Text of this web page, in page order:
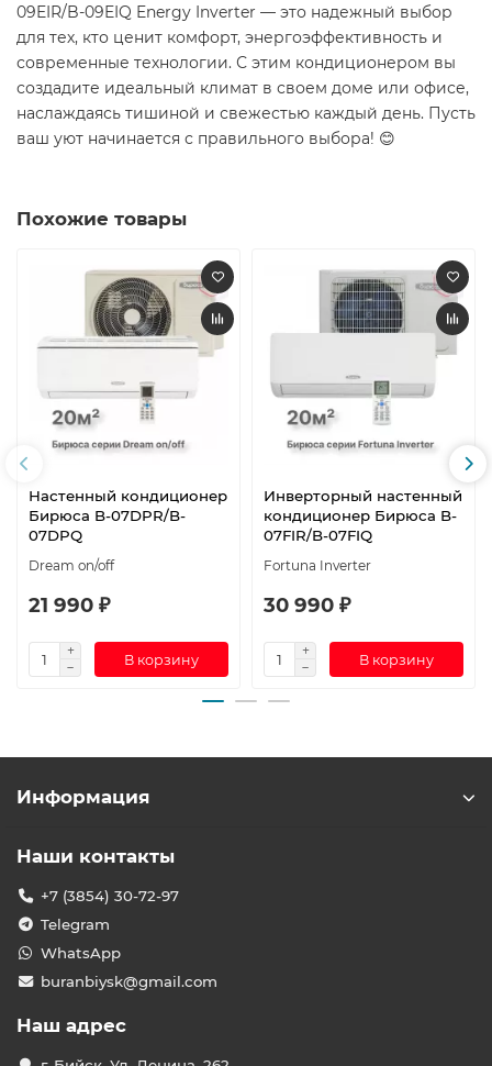
09EIR/B-09EIQ Energy Inverter — это надежный выбор
для тех, кто ценит комфорт, энергоэффективность и
современные технологии. С этим кондиционером вы
создадите идеальный климат в своем доме или офисе,
наслаждаясь тишиной и свежестью каждый день. Пусть
ваш уют начинается с правильного выбора! 😊
Похожие товары
Настенный кондиционер
Бирюса B-07DPR/B-
07DPQ
Dream on/off
21 990 ₽
В корзину
Инверторный настенный
кондиционер Бирюса B-
07FIR/B-07FIQ
Fortuna Inverter
30 990 ₽
В корзину
Информация
Наши контакты
+7 (3854) 30-72-97
Telegram
WhatsApp
buranbiysk@gmail.com
Наш адрес